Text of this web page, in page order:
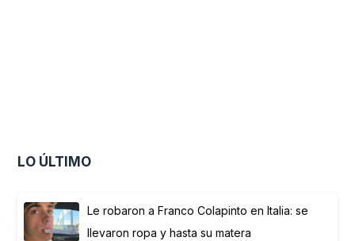
LO ÚLTIMO
Le robaron a Franco Colapinto en Italia: se
llevaron ropa y hasta su matera